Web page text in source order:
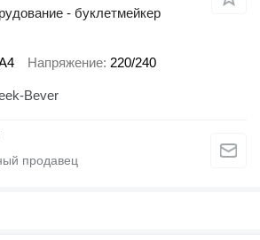
- буклетмейкер
Напряжение 220/240
Bever